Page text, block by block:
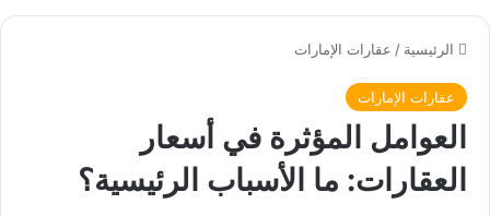
الرئيسية / عقارات الإمارات
عقارات الإمارات
العوامل المؤثرة في أسعار
العقارات: ما الأسباب الرئيسية؟